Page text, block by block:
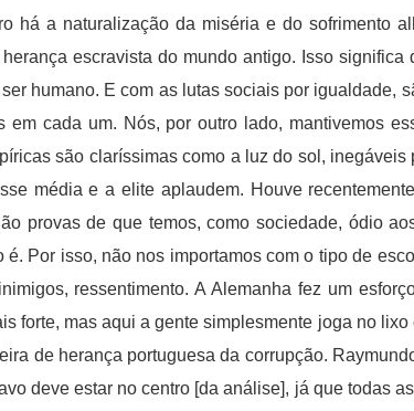
há a naturalização da miséria e do sofrimento
escravista do mundo antigo. Isso
humano. E com as lutas sociais por
em cada um. Nós, por outro lado, mantivemos
são claríssimas como a luz do sol,
média e a elite aplaudem. Houve
provas de que temos, como sociedade, ódio
é. Por isso, não nos importamos com o tipo de
ressentimento. A Alemanha fez um
forte, mas aqui a gente simplesmente joga no
de herança portuguesa da corrupção.
deve estar no centro [da análise], já que todas